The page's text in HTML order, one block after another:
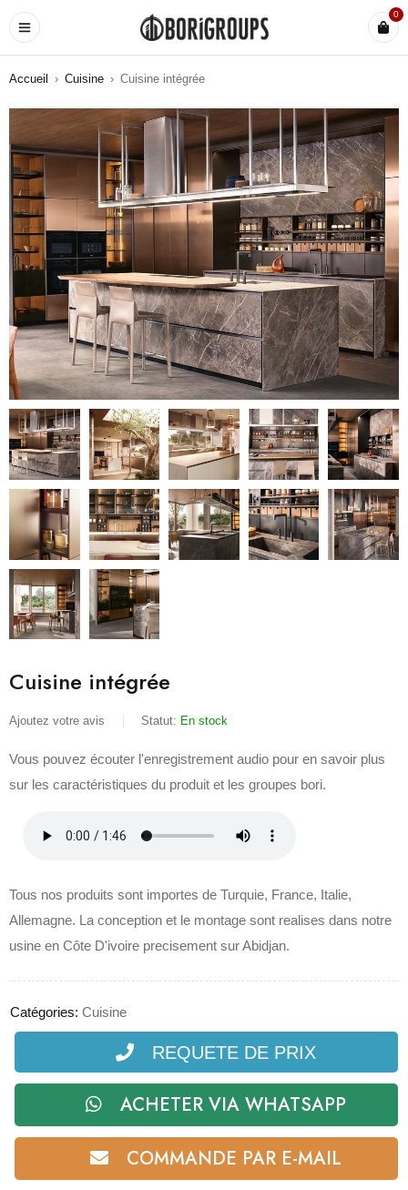
0
Accueil › Cuisine › Cuisine intégrée
Cuisine intégrée
Ajoutez votre avis Statut: En stock
Vous pouvez écouter l'enregistrement audio pour en savoir plus
sur les caractéristiques du produit et les groupes bori.
Tous nos produits sont importes de Turquie, France, Italie,
Allemagne. La conception et le montage sont realises dans notre
usine en Côte D'ivoire precisement sur Abidjan.
Catégories: Cuisine
REQUETE DE PRIX
ACHETER VIA WHATSAPP
COMMANDE PAR E-MAIL